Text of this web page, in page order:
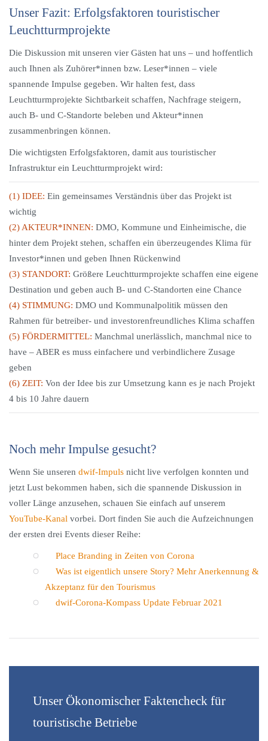
Unser Fazit: Erfolgsfaktoren touristischer
Leuchtturmprojekte
Die Diskussion mit unseren vier Gästen hat uns – und hoffentlich
auch Ihnen als Zuhörer*innen bzw. Leser*innen – viele
spannende Impulse gegeben. Wir halten fest, dass
Leuchtturmprojekte Sichtbarkeit schaffen, Nachfrage steigern,
auch B- und C-Standorte beleben und Akteur*innen
zusammenbringen können.
Die wichtigsten Erfolgsfaktoren, damit aus touristischer
Infrastruktur ein Leuchtturmprojekt wird:
(1) IDEE: Ein gemeinsames Verständnis über das Projekt ist
wichtig
(2) AKTEUR*INNEN: DMO, Kommune und Einheimische, die
hinter dem Projekt stehen, schaffen ein überzeugendes Klima für
Investor*innen und geben Ihnen Rückenwind
(3) STANDORT: Größere Leuchtturmprojekte schaffen eine eigene
Destination und geben auch B- und C-Standorten eine Chance
(4) STIMMUNG: DMO und Kommunalpolitik müssen den
Rahmen für betreiber- und investorenfreundliches Klima schaffen
(5) FÖRDERMITTEL: Manchmal unerlässlich, manchmal nice to
have – ABER es muss einfachere und verbindlichere Zusage
geben
(6) ZEIT: Von der Idee bis zur Umsetzung kann es je nach Projekt
4 bis 10 Jahre dauern
Noch mehr Impulse gesucht?
Wenn Sie unseren dwif-Impuls nicht live verfolgen konnten und
jetzt Lust bekommen haben, sich die spannende Diskussion in
voller Länge anzusehen, schauen Sie einfach auf unserem
YouTube-Kanal vorbei. Dort finden Sie auch die Aufzeichnungen
der ersten drei Events dieser Reihe:
Place Branding in Zeiten von Corona
Was ist eigentlich unsere Story? Mehr Anerkennung &
Akzeptanz für den Tourismus
dwif-Corona-Kompass Update Februar 2021
Unser Ökonomischer Faktencheck für
touristische Betriebe